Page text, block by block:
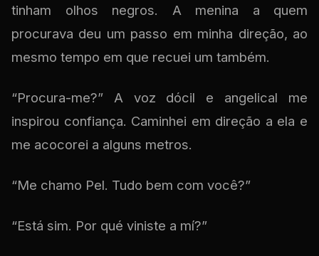
tinham olhos negros. A menina a quem
procurava deu um passo em minha direção, ao
mesmo tempo em que recuei um também.
“Procura-me?” A voz dócil e angelical me
inspirou confiança. Caminhei em direção a ela e
me acocorei a alguns metros.
“Me chamo Pel. Tudo bem com você?”
“Está sim. Por qué viniste a mí?”